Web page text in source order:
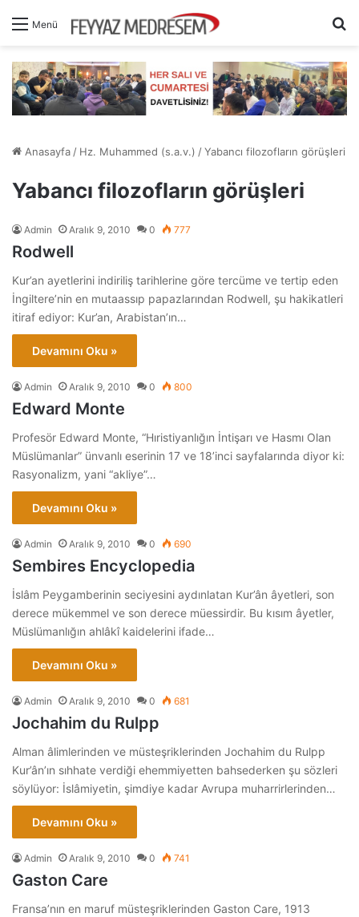
Menü
Anasayfa / Hz. Muhammed (s.a.v.) /Yabancı filozofların görüşleri
Yabancı filozofların görüşleri
Admin Aralık 9, 2010 0 777
Rodwell
Kur’an ayetlerini indiriliş tarihlerine göre tercüme ve tertip eden
İngiltere’nin en mutaassıp papazlarından Rodwell, şu hakikatleri
itiraf ediyor: Kur’an, Arabistan’ın…
Devamını Oku »
Admin Aralık 9, 2010 0 800
Edward Monte
Profesör Edward Monte, “Hıristiyanlığın İntişarı ve Hasmı Olan
Müslümanlar” ünvanlı eserinin 17 ve 18’inci sayfalarında diyor ki:
Rasyonalizm, yani “akliye”…
Devamını Oku »
Admin Aralık 9, 2010 0 690
Sembires Encyclopedia
İslâm Peygamberinin seciyesini aydınlatan Kur’ân âyetleri, son
derece mükemmel ve son derece müessirdir. Bu kısım âyetler,
Müslümanlığın ahlâkî kaidelerini ifade…
Devamını Oku »
Admin Aralık 9, 2010 0 681
Jochahim du Rulpp
Alman âlimlerinden ve müsteşriklerinden Jochahim du Rulpp
Kur’ân’ın sıhhate verdiği ehemmiyetten bahsederken şu sözleri
söylüyor: İslâmiyetin, şimdiye kadar Avrupa muharrirlerinden…
Devamını Oku »
Admin Aralık 9, 2010 0 741
Gaston Care
Fransa’nın en maruf müsteşriklerinden Gaston Care, 1913